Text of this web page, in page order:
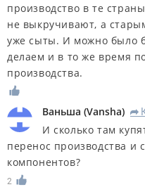
производство в те
не выкручивают, а
уже сыты. И можно было
делаем и в то же время
производства.
Ваньша (Vansha) R
И сколько там
перенос производства и
компонентов?
2